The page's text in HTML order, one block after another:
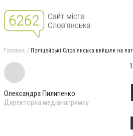
Головна Поліцейські Слов'янська вийшли на
Олександра Пилипенко
Директорка медіанапрямку